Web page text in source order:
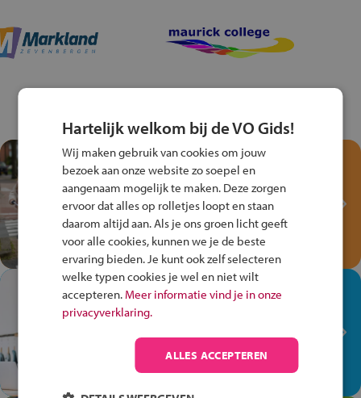
Test je kennis met het
Fiets Veilig
Verkeersspel!
Speel het Fiets Veilig Verkeersspel
en win een Cortina-fiets!
In de winkel ben je op je
plek!
Ontdek via het vmbo jouw talent
op de winkelvloer, waar elke dag
anders is!
Hartelijk welkom bij de VO Gids!
Wij maken gebruik van cookies om jouw
bezoek aan onze website zo soepel en
aangenaam mogelijk te maken. Deze zorgen
ervoor dat alles op rolletjes loopt en staan
daarom altijd aan. Als je ons groen licht geeft
voor alle cookies, kunnen we je de beste
ervaring bieden. Je kunt ook zelf selecteren
welke typen cookies je wel en niet wilt
accepteren. Meer informatie vind je in onze
privacyverklaring.
ALLES ACCEPTEREN